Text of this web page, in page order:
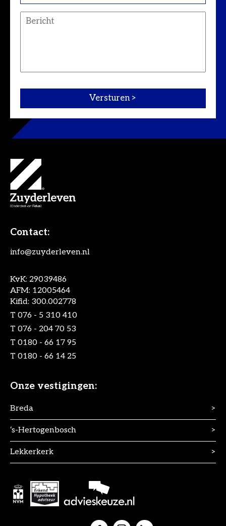
Contact:
info@zuyderleven.nl
KvK: 29039486
AFM: 12005464
Kifid: 300.002778
T 076 - 5 310 410
T 076 - 204 70 53
T 0180 - 66 17 95
T 0180 - 66 14 25
Onze vestigingen:
Breda >
‘s-Hertogenbosch >
Lekkerkerk >